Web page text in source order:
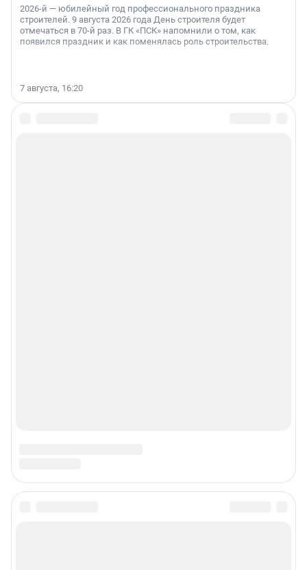
2026-й — юбилейный год профессионального праздника
строителей. 9 августа 2026 года День строителя будет
отмечаться в 70-й раз. В ГК «ПСК» напомнили о том, как
появился праздник и как поменялась роль строительства.
7 августа, 16:20